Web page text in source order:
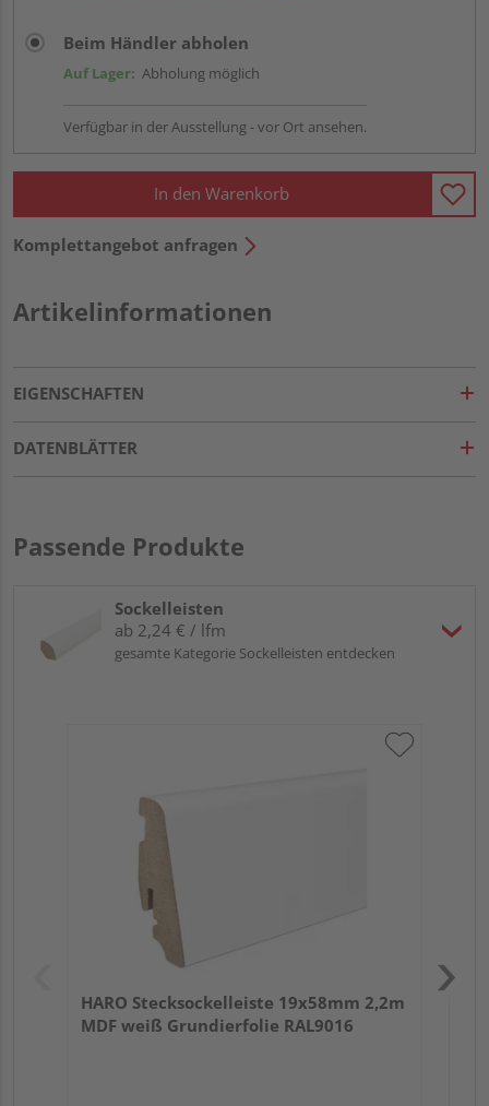
Beim Händler abholen
Auf Lager: Abholung möglich
Verfügbar in der Ausstellung - vor Ort ansehen.
In den Warenkorb
Komplettangebot anfragen
Artikelinformationen
EIGENSCHAFTEN
DATENBLÄTTER
Passende Produkte
Sockelleisten
ab 2,24 € / lfm
gesamte Kategorie Sockelleisten entdecken
HARO Stecksockelleiste 19x58mm 2,2m
MDF weiß Grundierfolie RAL9016